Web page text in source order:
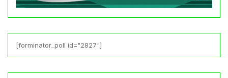
[forminator_poll id="2827"]